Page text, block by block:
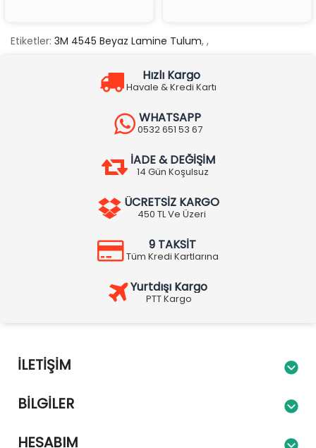
Etiketler: 3M 4545 Beyaz Lamine Tulum, ,
Hızlı Kargo
Havale & Kredi Kartı
WHATSAPP
0532 651 53 67
İADE & DEĞİŞİM
14 Gün Koşulsuz
ÜCRETSİZ KARGO
450 TL Ve Üzeri
9 TAKSİT
Tüm Kredi Kartlarına
Yurtdışı Kargo
PTT Kargo
İLETIŞIM
BILGILER
HESABIM